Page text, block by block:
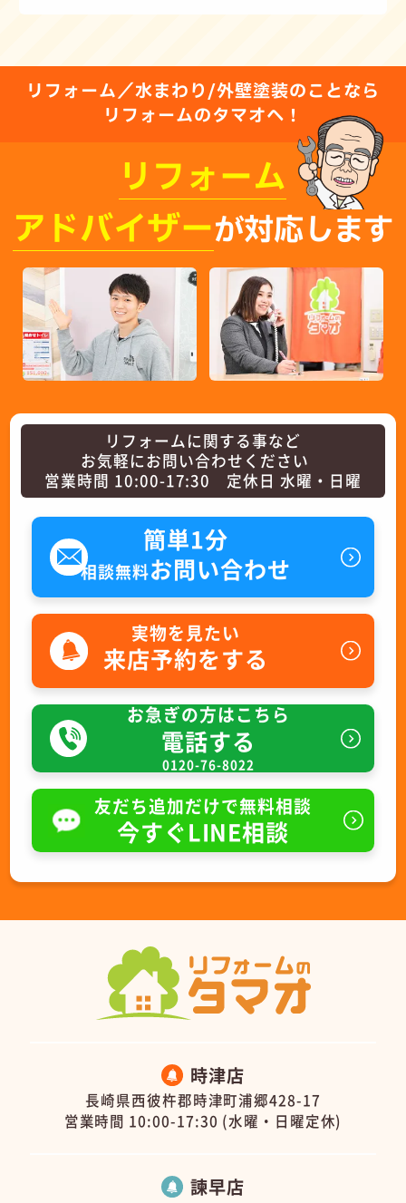
リフォーム／水まわり/外壁塗装のことなら
リフォームのタマオへ！
リフォーム
アドバイザーが対応します
リフォームに関する事など
お気軽にお問い合わせください
営業時間 10:00-17:30 定休日 水曜・日曜
簡単1分
相談無料お問い合わせ
実物を見たい
来店予約をする
お急ぎの方はこちら
電話する
0120-76-8022
友だち追加だけで無料相談
今すぐLINE相談
時津店
長崎県西彼杵郡時津町浦郷428-17
営業時間 10:00-17:30 (水曜・日曜定休)
諫早店